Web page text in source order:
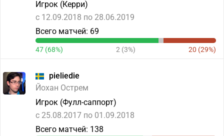
Игрок (Керри)
c 12.09.2018 по 28.06.2019
Всего матчей: 69
47 (68%) 2 (3%) 20 (29%)
pieliedie
Йохан Острем
Игрок (Фулл-саппорт)
c 25.08.2017 по 01.09.2018
Всего матчей: 138